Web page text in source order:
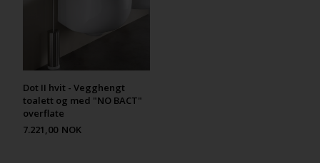
Dot II hvit - Vegghengt
toalett og med "NO BACT"
overflate
7.221,00 NOK